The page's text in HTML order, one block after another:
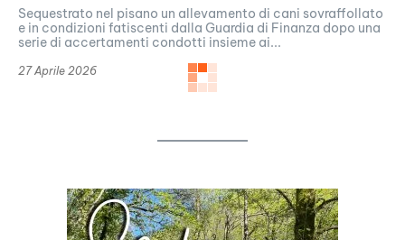
Sequestrato nel pisano un allevamento di cani sovraffollato
e in condizioni fatiscenti dalla Guardia di Finanza dopo una
serie di accertamenti condotti insieme ai...
27 Aprile 2026